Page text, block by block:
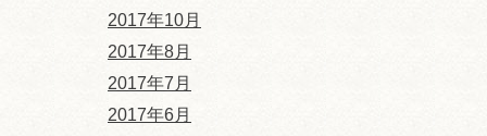
2017年10月
2017年8月
2017年7月
2017年6月